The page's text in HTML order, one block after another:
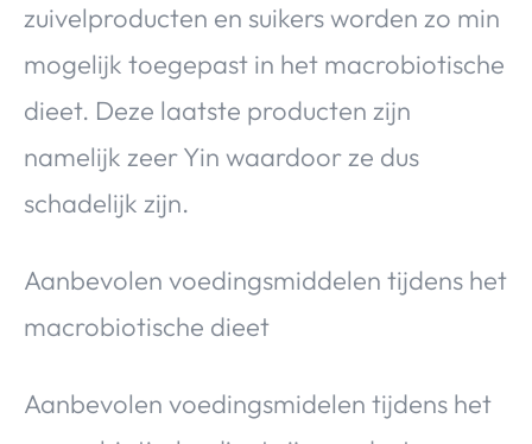
zuivelproducten en suikers worden zo min
mogelijk toegepast in het macrobiotische
dieet. Deze laatste producten zijn
namelijk zeer Yin waardoor ze dus
schadelijk zijn.
Aanbevolen voedingsmiddelen tijdens het
macrobiotische dieet
Aanbevolen voedingsmidelen tijdens het